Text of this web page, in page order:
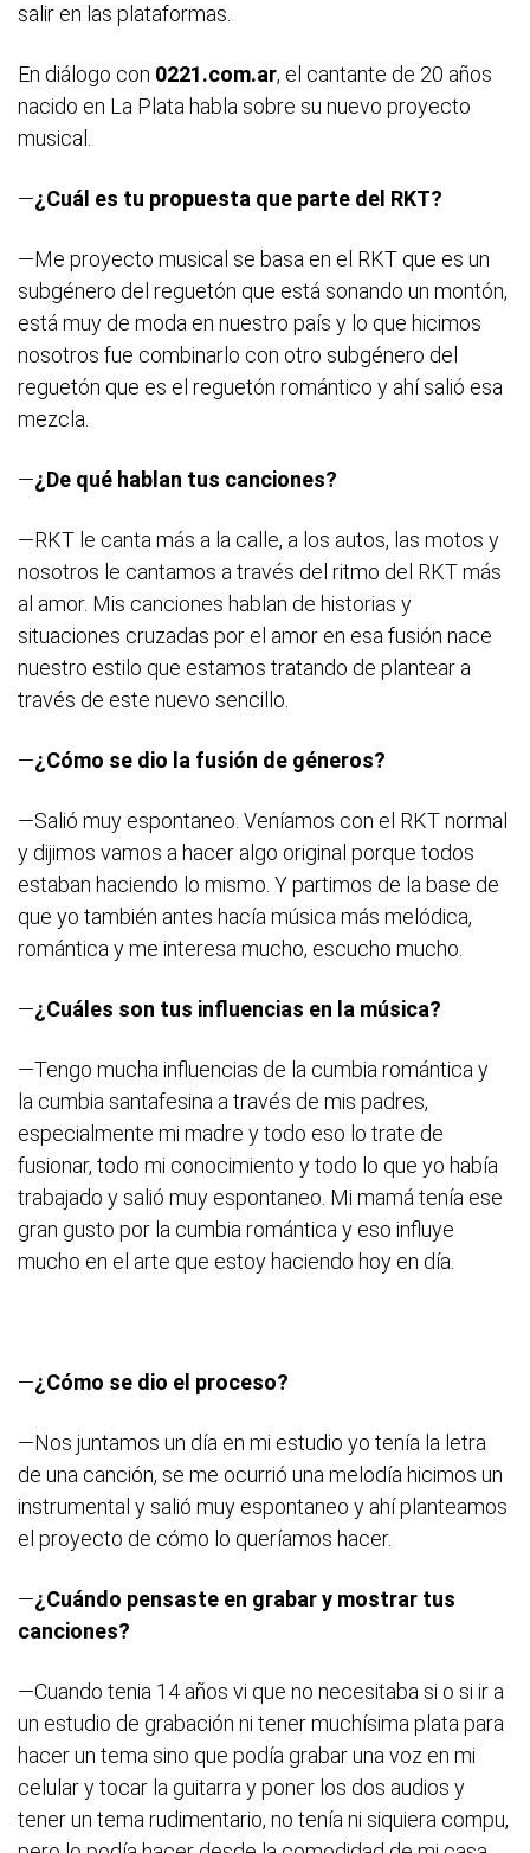
salir en las plataformas.
En diálogo con 0221.com.ar, el cantante de 20 años
nacido en La Plata habla sobre su nuevo proyecto
musical.
—¿Cuál es tu propuesta que parte del RKT?
—Me proyecto musical se basa en el RKT que es un
subgénero del reguetón que está sonando un montón,
está muy de moda en nuestro país y lo que hicimos
nosotros fue combinarlo con otro subgénero del
reguetón que es el reguetón romántico y ahí salió esa
mezcla.
—¿De qué hablan tus canciones?
—RKT le canta más a la calle, a los autos, las motos y
nosotros le cantamos a través del ritmo del RKT más
al amor. Mis canciones hablan de historias y
situaciones cruzadas por el amor en esa fusión nace
nuestro estilo que estamos tratando de plantear a
través de este nuevo sencillo.
—¿Cómo se dio la fusión de géneros?
—Salió muy espontaneo. Veníamos con el RKT normal
y dijimos vamos a hacer algo original porque todos
estaban haciendo lo mismo. Y partimos de la base de
que yo también antes hacía música más melódica,
romántica y me interesa mucho, escucho mucho.
—¿Cuáles son tus influencias en la música?
—Tengo mucha influencias de la cumbia romántica y
la cumbia santafesina a través de mis padres,
especialmente mi madre y todo eso lo trate de
fusionar, todo mi conocimiento y todo lo que yo había
trabajado y salió muy espontaneo. Mi mamá tenía ese
gran gusto por la cumbia romántica y eso influye
mucho en el arte que estoy haciendo hoy en día.
—¿Cómo se dio el proceso?
—Nos juntamos un día en mi estudio yo tenía la letra
de una canción, se me ocurrió una melodía hicimos un
instrumental y salió muy espontaneo y ahí planteamos
el proyecto de cómo lo queríamos hacer.
—¿Cuándo pensaste en grabar y mostrar tus
canciones?
—Cuando tenia 14 años vi que no necesitaba si o si ir a
un estudio de grabación ni tener muchísima plata para
hacer un tema sino que podía grabar una voz en mi
celular y tocar la guitarra y poner los dos audios y
tener un tema rudimentario, no tenía ni siquiera compu,